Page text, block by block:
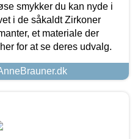
smykker du kan nyde i
i de såkaldt Zirkoner
et materiale der
for at se deres udvalg.